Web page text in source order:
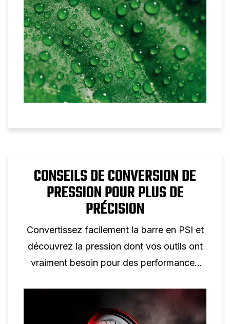
CONSEILS DE CONVERSION DE
PRESSION POUR PLUS DE
PRÉCISION
Convertissez facilement la barre en PSI et
découvrez la pression dont vos outils ont
vraiment besoin pour des performances